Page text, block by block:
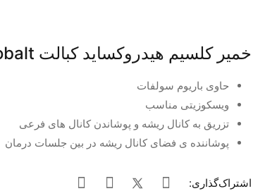
خمیر کلسیم هیدروکساید کبالت Cobalt
حاوی باریوم سولفات
ویسکوزیتی مناسب
تزریق به کانال ریشه و پوشاندن کانال های فرعی
پوشاننده ی فضای کانال ریشه در بین جلسات درمان
اشتراک‌گذاری: